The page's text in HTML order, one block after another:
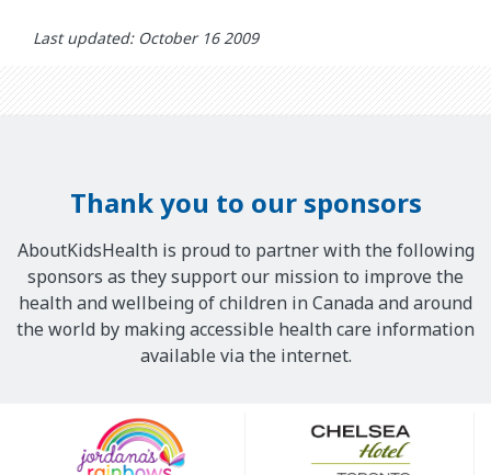
Last updated: October 16 2009
Thank you to our sponsors
AboutKidsHealth is proud to partner with the following
sponsors as they support our mission to improve the
health and wellbeing of children in Canada and around
the world by making accessible health care information
available via the internet.
Sponsors